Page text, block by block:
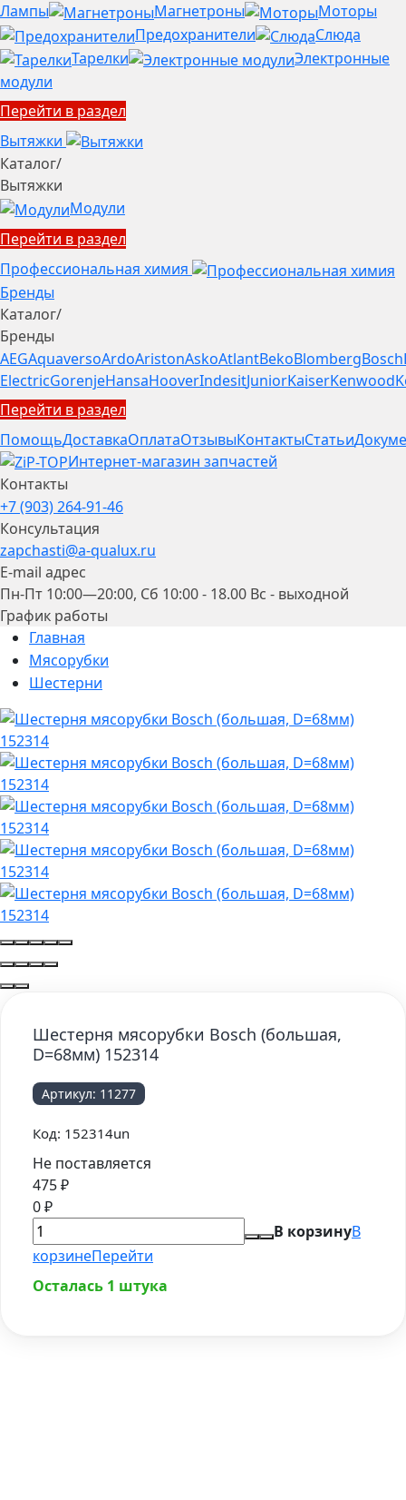
Лампы
Магнетроны
Моторы
Предохранители
Слюда
Тарелки
Электронные
модули
Перейти в раздел
Вытяжки
Каталог/
Вытяжки
Модули
Перейти в раздел
Профессиональная химия
Бренды
Каталог/
Бренды
AEGAquaversoArdoAristonAskoAtlantBekoBlombergBosch
ElectricGorenjeHansaHooverIndesitJuniorKaiserKenwood
Перейти в раздел
ПомощьДоставкаОплатаОтзывыКонтактыСтатьи
Интернет-магазин запчастей
Контакты
+7 (903) 264-91-46
Консультация
zapchasti@a-qualux.ru
E-mail адрес
Пн-Пт 10:00—20:00, Сб 10:00 - 18.00 Вс - выходной
График работы
Главная
Мясорубки
Шестерни
Шестерня мясорубки Bosch (большая,
D=68мм) 152314
Артикул: 11277
Код: 152314un
Не поставляется
475₽
0₽
В корзинуВ
корзинеПерейти
Осталась 1 штука